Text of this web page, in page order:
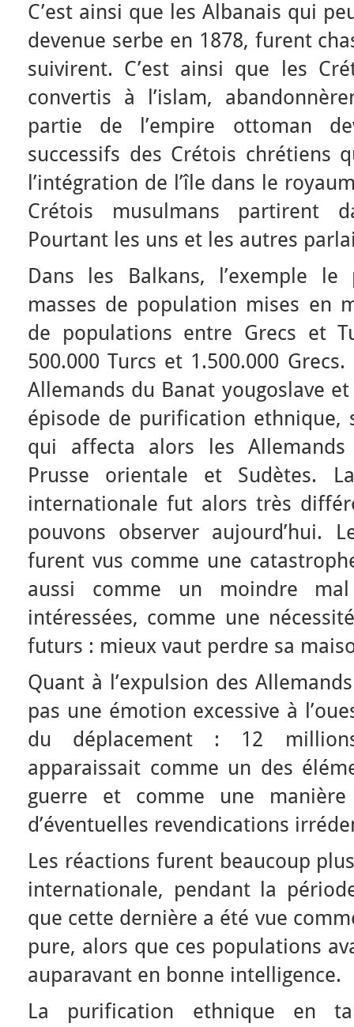
C’est ainsi que les Albanais qui
devenue serbe en 1878, furent
suivirent. C’est ainsi que les
convertis à l’islam,
partie de l’empire ottoman
successifs des Crétois chrétiens
l’intégration de l’île dans le
Crétois musulmans partirent
Pourtant les uns et les autres
Dans les Balkans, l’exemple
masses de population mises en
de populations entre Grecs et
500.000 Turcs et 1.500.000
Allemands du Banat yougoslave
épisode de purification ethnique,
qui affecta alors les Allemands
Prusse orientale et Sudètes.
internationale fut alors très
pouvons observer aujourd’hui.
furent vus comme une
aussi comme un moindre
intéressées, comme une
futurs : mieux vaut perdre sa
Quant à l’expulsion des
pas une émotion excessive à
du déplacement : 12
apparaissait comme un des
guerre et comme une
d’éventuelles revendications
Les réactions furent beaucoup
internationale, pendant la
que cette dernière a été vue
pure, alors que ces populations
auparavant en bonne intelligence.
La purification ethnique en